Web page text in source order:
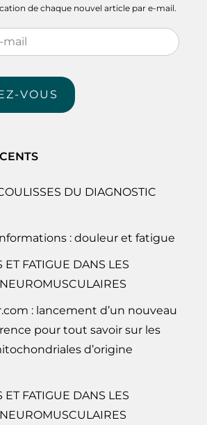
de chaque nouvel article par e-mail.
VOUS
DU DIAGNOSTIC
: douleur et fatigue
ET FATIGUE DANS LES
: lancement d’un nouveau
pour tout savoir sur les
d’origine
ET FATIGUE DANS LES